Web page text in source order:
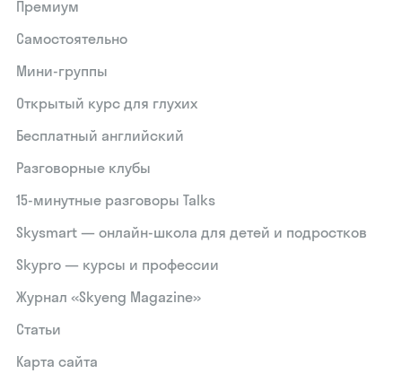
Премиум
Самостоятельно
Мини-группы
Открытый курс для глухих
Бесплатный английский
Разговорные клубы
15‑минутные разговоры Talks
Skysmart — онлайн-школа для детей и подростков
Skypro — курсы и профессии
Журнал «Skyeng Magazine»
Статьи
Карта сайта